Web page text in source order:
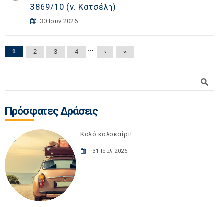
3869/10 (ν. Κατσέλη)
30 Ιουν 2026
Σελίδες
1 2 3 4 … › »
Πρόσφατες Δράσεις
Καλό καλοκαίρι!
31 Ιουλ 2026